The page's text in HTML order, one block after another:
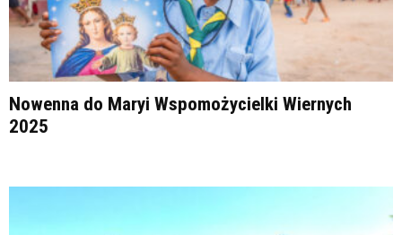
Nowenna do Maryi Wspomożycielki Wiernych
2025